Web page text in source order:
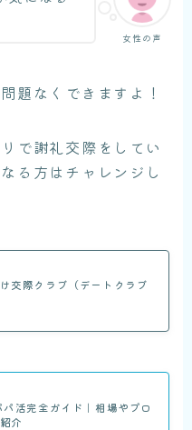
女性の声
題なくできますよ！
で謝礼交際をしてい
る方はチャレンジし
交際クラブ（デートクラブ
活完全ガイド｜相場やプロ
介